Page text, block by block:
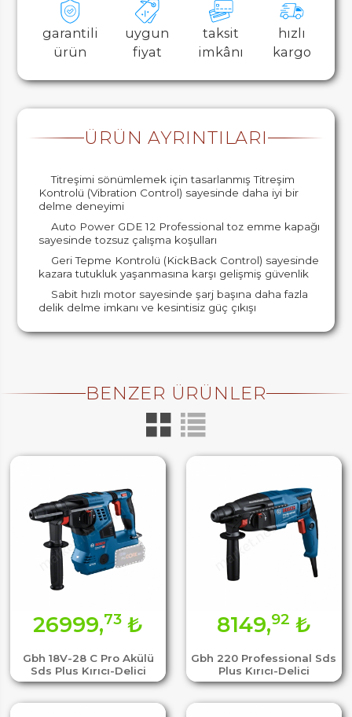
garantili
ürün
uygun
fiyat
taksit
imkânı
hızlı
kargo
ÜRÜN AYRINTILARI
Titreşimi sönümlemek için tasarlanmış Titreşim
Kontrolü (Vibration Control) sayesinde daha iyi bir
delme deneyimi
Auto Power GDE 12 Professional toz emme kapağı
sayesinde tozsuz çalışma koşulları
Geri Tepme Kontrolü (KickBack Control) sayesinde
kazara tutukluk yaşanmasına karşı gelişmiş güvenlik
Sabit hızlı motor sayesinde şarj başına daha fazla
delik delme imkanı ve kesintisiz güç çıkışı
BENZER ÜRÜNLER
Gbh 18V-28 C Pro Akülü
Sds Plus Kırıcı-Delici
26999,73 ₺
Gbh 220 Professional Sds
Plus Kırıcı-Delici
8149,92 ₺